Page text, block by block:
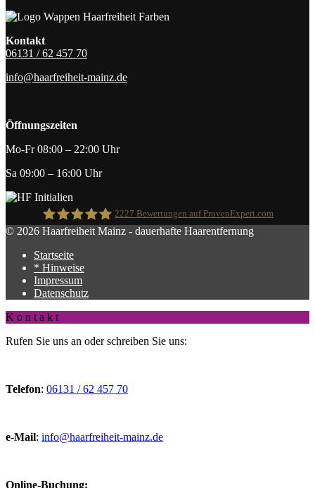
Kontakt
06131 / 62 457 70
info@haarfreiheit-mainz.de
Öffnungszeiten
Mo-Fr 08:00 – 22:00 Uhr
Sa 09:00 – 16:00 Uhr
Haarfreiheit
2227 Bewertungen auf ProvenExpert.com
© 2026 Haarfreiheit Mainz - dauerhafte Haarentfernung
Startseite
* Hinweise
Impressum
Datenschutz
K o n t a k t
Rufen Sie uns an oder schreiben Sie uns:
Telefon: 06131 / 62 457 70
e-Mail: info@haarfreiheit-mainz.de
Online-Buchung: